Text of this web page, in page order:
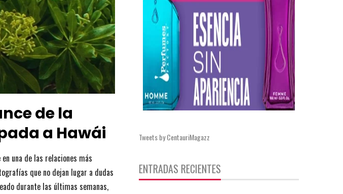
de la
a Hawái
una de las relaciones más
que no dejan lugar a dudas
durante las últimas semanas,
Tweets by CentauriMagazz
ENTRADAS RECIENTES